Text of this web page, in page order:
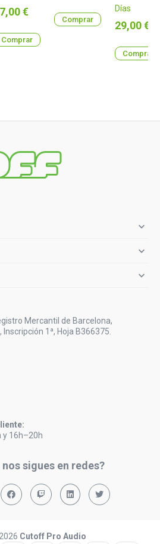
€
Comprar
Comprar
Días
Precio
29,00 €
Comprar



Mercantil de Barcelona,
1ª, Hoja B366375.
y 16h–20h
sigues en redes?
Cutoff Pro Audio